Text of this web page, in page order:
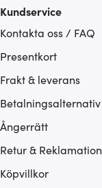
Kundservice
Kontakta oss / FAQ
Presentkort
Frakt & leverans
Betalningsalternativ
Ångerrätt
Retur & Reklamation
Köpvillkor